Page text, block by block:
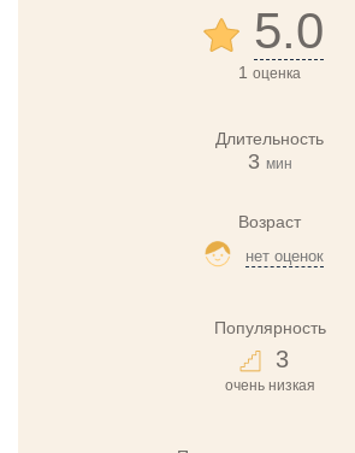
5.0
1 оценка
Длительность
3 мин
Возраст
нет оценок
Популярность
3
очень низкая